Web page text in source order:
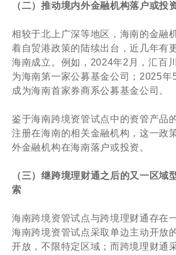
（二）推动境内外金融机构落户或投
相较于北上广深等地区，海南的金融
着自贸港政策的陆续出台，近几年有
海南成立。例如，2024年2月，汇百
为海南第一家公募基金公司；2025年
成为海南首家券商系公募基金公司。
鉴于海南跨境资管试点中的资管产品
注册在海南的相关金融机构，这一政
外金融机构在海南落户或投资。
（三）继跨境理财通之后的又一区域
索
海南跨境资管试点与跨境理财通存在
海南跨境资管试点采取单边主动开放
开放，不限特定区域；而跨境理财通